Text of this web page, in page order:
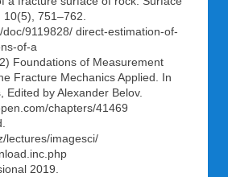
751–762.
9119828/ direct-estimation-of-
of-a
Foundations of Measurement
Fracture Mechanics Applied. In
Edited by Alexander Belov.
chapters/41469
lectures/imagesci/
2019.